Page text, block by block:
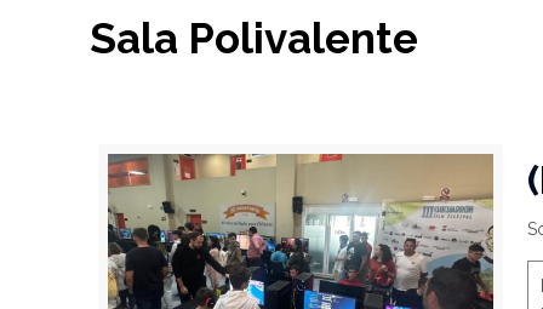
Sala Polivalente